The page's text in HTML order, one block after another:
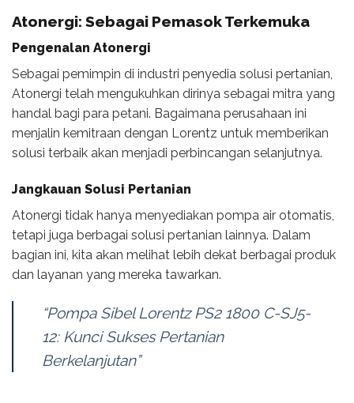
Atonergi: Sebagai Pemasok Terkemuka
Pengenalan Atonergi
Sebagai pemimpin di industri penyedia solusi pertanian,
Atonergi telah mengukuhkan dirinya sebagai mitra yang
handal bagi para petani. Bagaimana perusahaan ini
menjalin kemitraan dengan Lorentz untuk memberikan
solusi terbaik akan menjadi perbincangan selanjutnya.
Jangkauan Solusi Pertanian
Atonergi tidak hanya menyediakan pompa air otomatis,
tetapi juga berbagai solusi pertanian lainnya. Dalam
bagian ini, kita akan melihat lebih dekat berbagai produk
dan layanan yang mereka tawarkan.
“Pompa Sibel Lorentz PS2 1800 C-SJ5-
12: Kunci Sukses Pertanian
Berkelanjutan”